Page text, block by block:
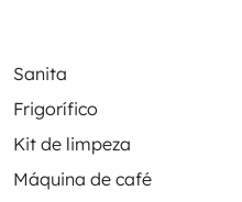
Sanita
Frigorífico
Kit de limpeza
Máquina de café